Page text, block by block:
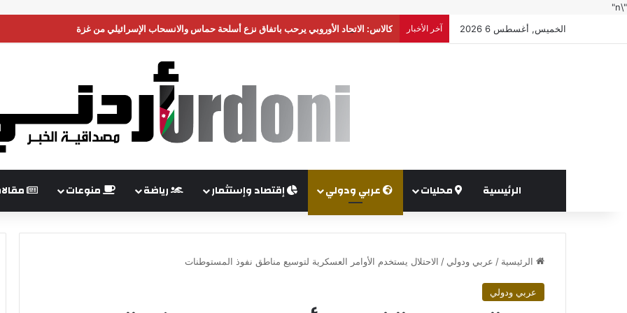
"\n"
الخميس, أغسطس 6 2026
آخر الأخبار كالاس: الاتحاد الأوروبي يرحب باتفاق نزع أسلحة حماس والانسحاب الإسرائيلي من غزة
الرئيسية محليات عربي ودولي إقتصاد وإستثمار رياضة منوعات
الرئيسية / عربي ودولي / الاحتلال يستخدم الأوامر العسكرية لتوسيع مناطق نفوذ المستوطنات
عربي ودولي